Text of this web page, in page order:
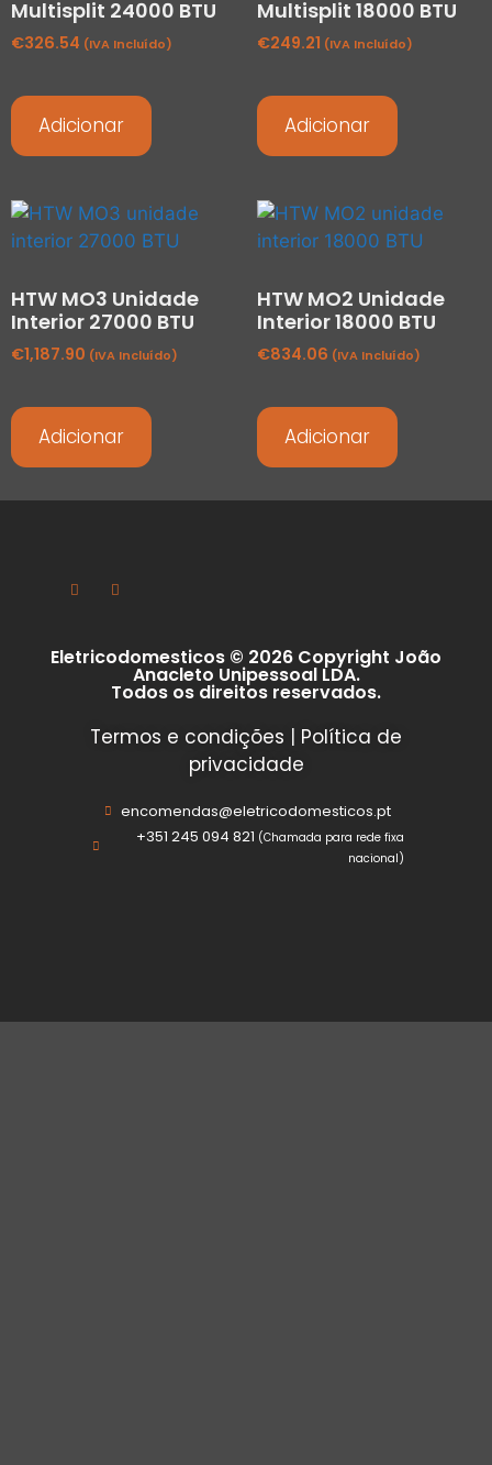
Multisplit 24000 BTU
€326.54 (IVA Incluído)
Adicionar
Multisplit 18000 BTU
€249.21 (IVA Incluído)
Adicionar
HTW MO3 Unidade
Interior 27000 BTU
€1,187.90 (IVA Incluído)
Adicionar
HTW MO2 Unidade
Interior 18000 BTU
€834.06 (IVA Incluído)
Adicionar
Eletricodomesticos © 2026 Copyright João
Anacleto Unipessoal LDA.
Todos os direitos reservados.
Termos e condições | Política de
privacidade
encomendas@eletricodomesticos.pt
+351 245 094 821 (Chamada para rede fixa
nacional)